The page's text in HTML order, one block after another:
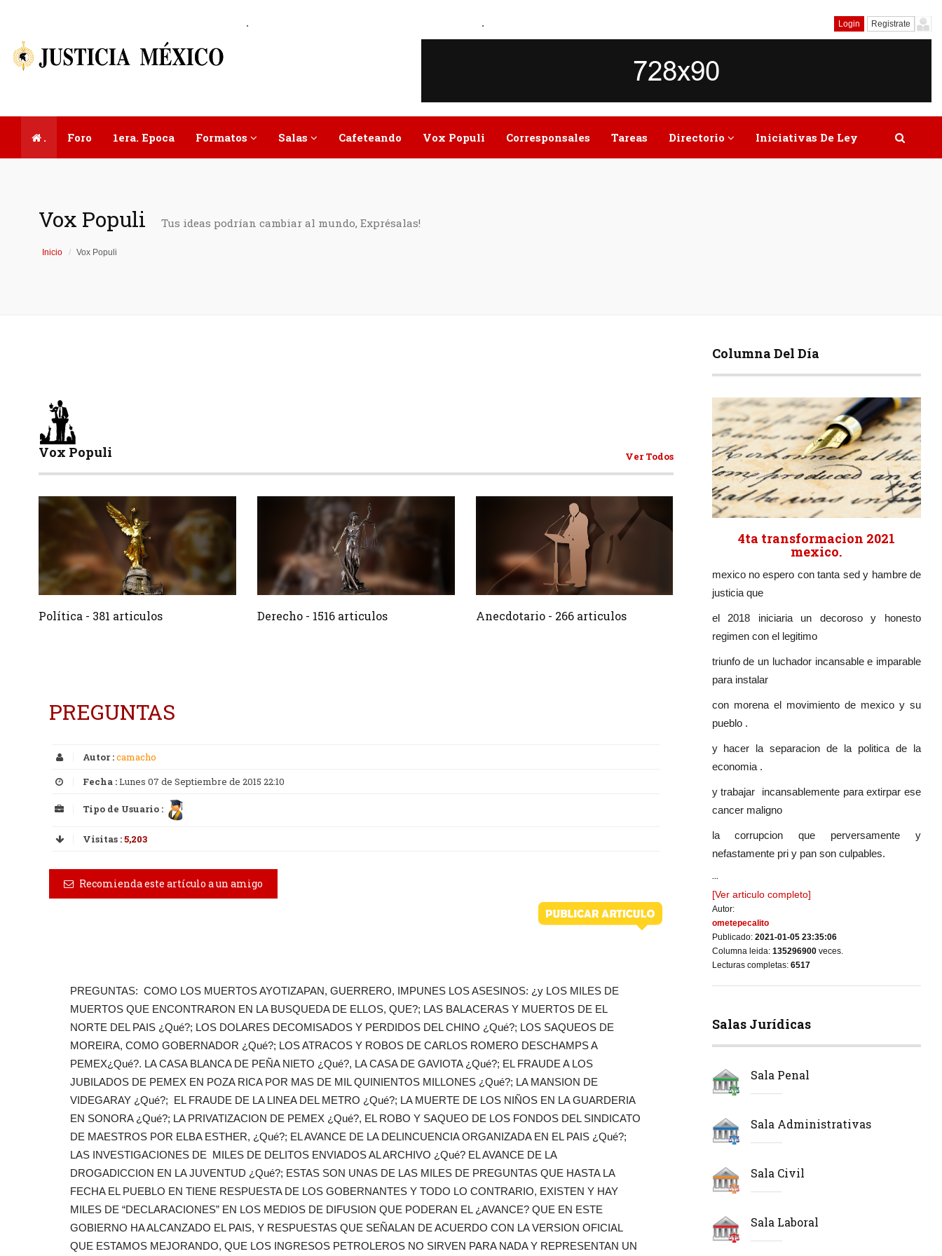
. . Login Registrate
. Foro 1era. Epoca Formatos Salas Cafeteando Vox Populi Corresponsales Tareas Directorio Iniciativas De Ley
Vox Populi Tus ideas podrían cambiar al mundo, Exprésalas!
Inicio Vox Populi
Vox Populi Ver Todos
Crear 381 Articulos
Política - 381 articulos
Crear 1516 Articulos
Derecho - 1516 articulos
Crear 266 Articulos
Anecdotario - 266 articulos
PREGUNTAS
Autor :camacho
Fecha :Lunes 07 de Septiembre de 2015 22:10
Tipo de Usuario :
Visitas :5,203
Recomienda este artículo a un amigo
PREGUNTAS: COMO LOS MUERTOS AYOTIZAPAN, GUERRERO, IMPUNES LOS ASESINOS: ¿y LOS MILES DE
MUERTOS QUE ENCONTRARON EN LA BUSQUEDA DE ELLOS, QUE?; LAS BALACERAS Y MUERTOS DE EL
NORTE DEL PAIS ¿Qué?; LOS DOLARES DECOMISADOS Y PERDIDOS DEL CHINO ¿Qué?; LOS SAQUEOS DE
MOREIRA, COMO GOBERNADOR ¿Qué?; LOS ATRACOS Y ROBOS DE CARLOS ROMERO DESCHAMPS A
PEMEX¿Qué?. LA CASA BLANCA DE PEÑA NIETO ¿Qué?, LA CASA DE GAVIOTA ¿Qué?; EL FRAUDE A LOS
JUBILADOS DE PEMEX EN POZA RICA POR MAS DE MIL QUINIENTOS MILLONES ¿Qué?; LA MANSION DE
VIDEGARAY ¿Qué?; EL FRAUDE DE LA LINEA DEL METRO ¿Qué?; LA MUERTE DE LOS NIÑOS EN LA GUARDERIA
EN SONORA ¿Qué?; LA PRIVATIZACION DE PEMEX ¿Qué?, EL ROBO Y SAQUEO DE LOS FONDOS DEL SINDICATO
DE MAESTROS POR ELBA ESTHER, ¿Qué?; EL AVANCE DE LA DELINCUENCIA ORGANIZADA EN EL PAIS ¿Qué?;
LAS INVESTIGACIONES DE MILES DE DELITOS ENVIADOS AL ARCHIVO ¿Qué? EL AVANCE DE LA
DROGADICCION EN LA JUVENTUD ¿Qué?; ESTAS SON UNAS DE LAS MILES DE PREGUNTAS QUE HASTA LA
FECHA EL PUEBLO EN TIENE RESPUESTA DE LOS GOBERNANTES Y TODO LO CONTRARIO, EXISTEN Y HAY
MILES DE “DECLARACIONES” EN LOS MEDIOS DE DIFUSION QUE PODERAN EL ¿AVANCE? QUE EN ESTE
GOBIERNO HA ALCANZADO EL PAIS, Y RESPUESTAS QUE SEÑALAN DE ACUERDO CON LA VERSION OFICIAL
QUE ESTAMOS MEJORANDO, QUE LOS INGRESOS PETROLEROS NO SIRVEN PARA NADA Y REPRESENTAN UN
Columna Del Día
4ta transformacion 2021
mexico.
mexico no espero con tanta sed y hambre de
justicia que
el 2018 iniciaria un decoroso y honesto
regimen con el legitimo
triunfo de un luchador incansable e imparable
para instalar
con morena el movimiento de mexico y su
pueblo .
y hacer la separacion de la politica de la
economia .
y trabajar incansablemente para extirpar ese
cancer maligno
la corrupcion que perversamente y
nefastamente pri y pan son culpables.
...
[Ver articulo completo]
Autor:
ometepecalito
Publicado: 2021-01-05 23:35:06
Columna leida: 135296900veces.
Lecturas completas: 6517
Salas Jurídicas
Sala Penal
Sala Administrativas
Sala Civil
Sala Laboral